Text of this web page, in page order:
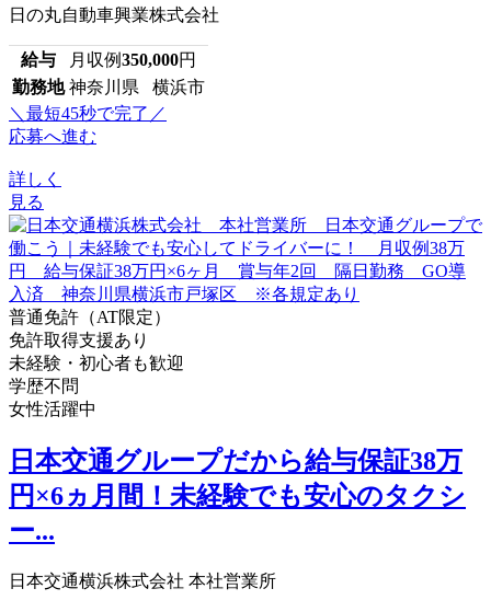
日の丸自動車興業株式会社
給与 月収例350,000円
勤務地 神奈川県 横浜市
＼最短45秒で完了／
応募へ進む
詳しく
見る
普通免許（AT限定）
免許取得支援あり
未経験・初心者も歓迎
学歴不問
女性活躍中
日本交通グループだから給与保証38万
円×6ヵ月間！未経験でも安心のタクシ
ー...
日本交通横浜株式会社 本社営業所